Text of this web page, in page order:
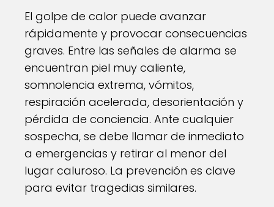
El golpe de calor puede avanzar
rápidamente y provocar consecuencias
graves. Entre las señales de alarma se
encuentran piel muy caliente,
somnolencia extrema, vómitos,
respiración acelerada, desorientación y
pérdida de conciencia. Ante cualquier
sospecha, se debe llamar de inmediato
a emergencias y retirar al menor del
lugar caluroso. La prevención es clave
para evitar tragedias similares.